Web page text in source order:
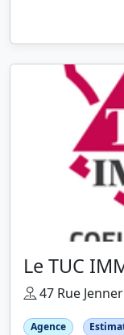
Le TUC
47 Rue
Agence